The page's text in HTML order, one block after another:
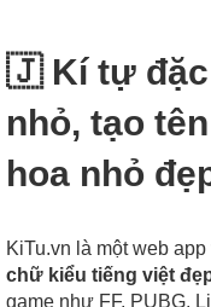
🇯‌ Kí tự đặc
nhỏ, tạo
hoa nhỏ
KiTu.vn là một web
chữ kiểu tiếng việt
game như FF, PUBG,